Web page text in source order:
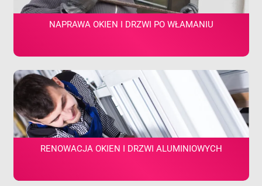
NAPRAWA OKIEN I DRZWI PO WŁAMANIU
RENOWACJA OKIEN I DRZWI ALUMINIOWYCH